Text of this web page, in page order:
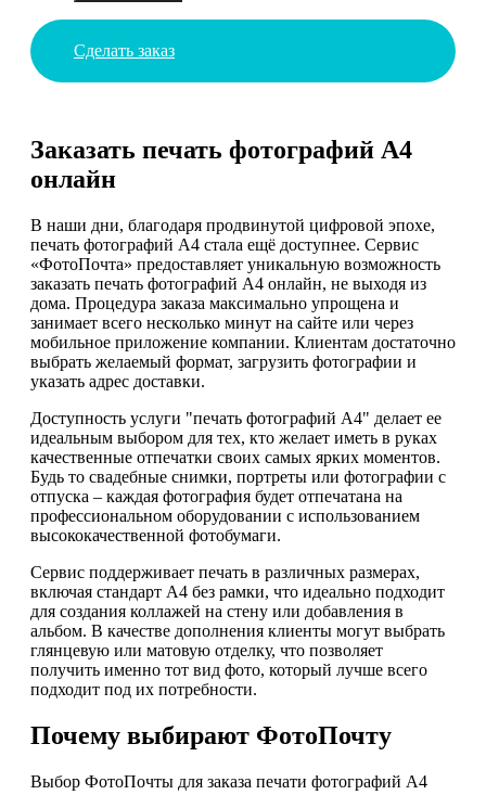
Сделать заказ
Заказать печать фотографий А4
онлайн
В наши дни, благодаря продвинутой цифровой эпохе,
печать фотографий А4 стала ещё доступнее. Сервис
«ФотоПочта» предоставляет уникальную возможность
заказать печать фотографий А4 онлайн, не выходя из
дома. Процедура заказа максимально упрощена и
занимает всего несколько минут на сайте или через
мобильное приложение компании. Клиентам достаточно
выбрать желаемый формат, загрузить фотографии и
указать адрес доставки.
Доступность услуги "печать фотографий А4" делает ее
идеальным выбором для тех, кто желает иметь в руках
качественные отпечатки своих самых ярких моментов.
Будь то свадебные снимки, портреты или фотографии с
отпуска – каждая фотография будет отпечатана на
профессиональном оборудовании с использованием
высококачественной фотобумаги.
Сервис поддерживает печать в различных размерах,
включая стандарт А4 без рамки, что идеально подходит
для создания коллажей на стену или добавления в
альбом. В качестве дополнения клиенты могут выбрать
глянцевую или матовую отделку, что позволяет
получить именно тот вид фото, который лучше всего
подходит под их потребности.
Почему выбирают ФотоПочту
Выбор ФотоПочты для заказа печати фотографий А4